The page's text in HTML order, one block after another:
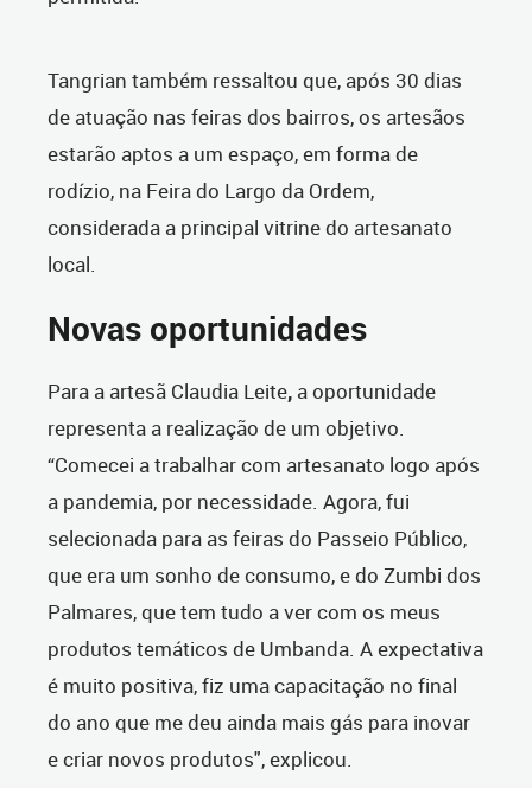
Tangrian também ressaltou que, após 30 dias
de atuação nas feiras dos bairros, os artesãos
estarão aptos a um espaço, em forma de
rodízio, na Feira do Largo da Ordem,
considerada a principal vitrine do artesanato
local.
Novas oportunidades
Para a artesã Claudia Leite, a oportunidade
representa a realização de um objetivo.
“Comecei a trabalhar com artesanato logo após
a pandemia, por necessidade. Agora, fui
selecionada para as feiras do Passeio Público,
que era um sonho de consumo, e do Zumbi dos
Palmares, que tem tudo a ver com os meus
produtos temáticos de Umbanda. A expectativa
é muito positiva, fiz uma capacitação no final
do ano que me deu ainda mais gás para inovar
e criar novos produtos", explicou.